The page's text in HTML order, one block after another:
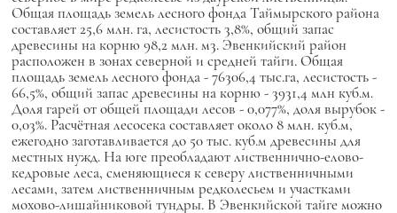
Общая площадь земель лесного фонда Таймырского района
составляет 25,6 млн. га, лесистость 3,8%, общий запас
древесины на корню 98,2 млн. м3. Эвенкийский район
расположен в зонах северной и средней тайги. Общая
площадь земель лесного фонда - 76306,4 тыс.га, лесистость -
66,5%, общий запас древесины на корню - 3931,4 млн куб.м.
Доля гарей от общей площади лесов - 0,077%, доля вырубок -
0,03%. Расчётная лесосека составляет около 8 млн. куб.м,
ежегодно заготавливается до 50 тыс. куб.м древесины для
местных нужд. На юге преобладают лиственнично-елово-
кедровые леса, сменяющиеся к северу лиственничными
лесами, затем лиственничным редколесьем и участками
мохово-лишайниковой тундры. В Эвенкийской тайге можно